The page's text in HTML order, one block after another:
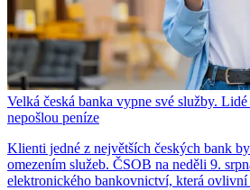
Velká česká banka vypne své služby.
nepošlou peníze
Klienti jedné z největších českých bank
omezením služeb. ČSOB na neděli 9.
elektronického bankovnictví, která ovlivní